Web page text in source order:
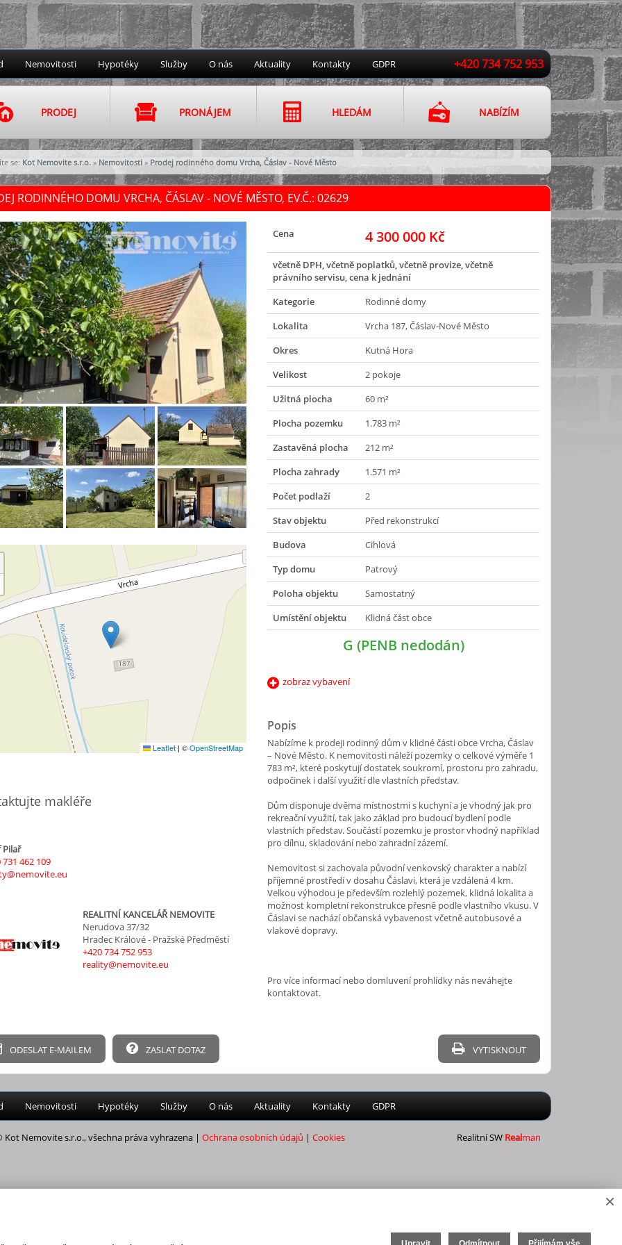
Nemovitosti Hypotéky Služby O nás Aktuality Kontakty GDPR +420 734 752 953
PRODEJ PRONÁJEM HLEDÁM NABÍZÍM
se: Kot Nemovite s.r.o. » Nemovitosti » Prodej rodinného domu Vrcha, Čáslav - Nové Město
RODINNÉHO DOMU VRCHA, ČÁSLAV - NOVÉ MĚSTO, EV.Č.: 02629
Leaflet | ©OpenStreetMap
makléře
Pilař
731 462 109
REALITNÍ KANCELÁŘ NEMOVITE
Nerudova 37/32
Hradec Králové - Pražské Předměstí
+420 734 752 953
reality@nemovite.eu
Cena 4 300 000 Kč
včetně DPH, včetně poplatků, včetně provize, včetně
právního servisu, cena k jednání
Kategorie
Rodinné domy
Lokalita
Vrcha 187, Čáslav-Nové Město
Okres
Kutná Hora
Velikost
2 pokoje
Užitná plocha
60 m²
Plocha pozemku
1.783 m²
Zastavěná plocha
212 m²
Plocha zahrady
1.571 m²
Počet podlaží
2
Stav objektu
Před rekonstrukcí
Budova
Cihlová
Typ domu
Patrový
Poloha objektu
Samostatný
Umístění objektu
Klidná část obce
G (PENB nedodán)
zobraz vybavení
Popis
Nabízíme k prodeji rodinný dům v klidné části obce Vrcha, Čáslav
– Nové Město. K nemovitosti náleží pozemky o celkové výměře 1
783 m², které poskytují dostatek soukromí, prostoru pro zahradu,
odpočinek i další využití dle vlastních představ.
Dům disponuje dvěma místnostmi s kuchyní a je vhodný jak pro
rekreační využití, tak jako základ pro budoucí bydlení podle
vlastních představ. Součástí pozemku je prostor vhodný například
pro dílnu, skladování nebo zahradní zázemí.
Nemovitost si zachovala původní venkovský charakter a nabízí
příjemné prostředí v dosahu Čáslavi, která je vzdálená 4 km.
Velkou výhodou je především rozlehlý pozemek, klidná lokalita a
možnost kompletní rekonstrukce přesně podle vlastního vkusu. V
Čáslavi se nachází občanská vybavenost včetně autobusové a
vlakové dopravy.
Pro více informací nebo domluvení prohlídky nás neváhejte
kontaktovat.
ODESLAT E-MAILEM ZASLAT DOTAZ VYTISKNOUT
Nemovitosti Hypotéky Služby O nás Aktuality Kontakty GDPR
Kot Nemovite s.r.o., všechna práva vyhrazena | Ochrana osobních údajů | Cookies Realitní SW Realman
×